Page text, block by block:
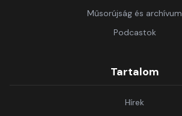
Műsorújság és archívum
Podcastok
Tartalom
Hírek